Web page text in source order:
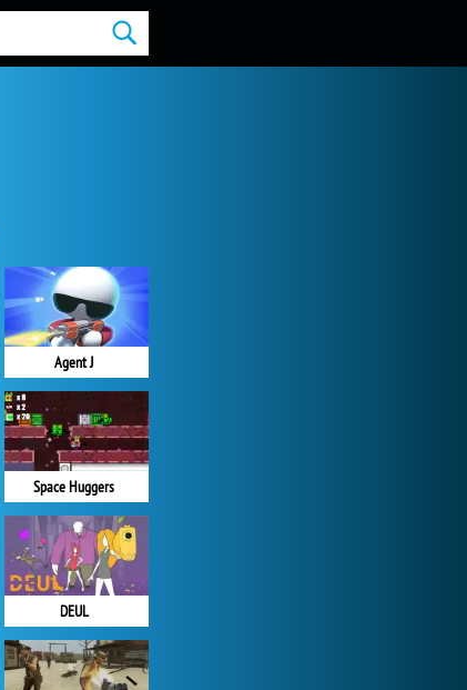
Agent J
Space Huggers
DEUL